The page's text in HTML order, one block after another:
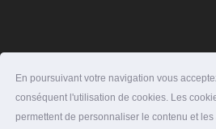
En poursuivant votre navigation vous
conséquent l'utilisation de cookies. Les
permettent de personnaliser le contenu et